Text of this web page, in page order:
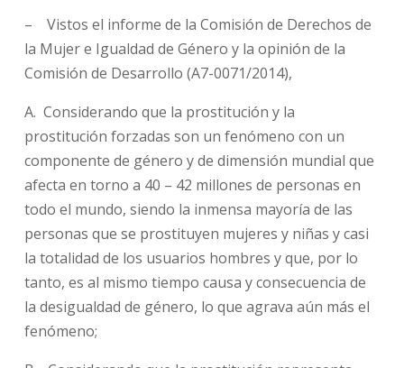
– Vistos el informe de la Comisión de Derechos de
la Mujer e Igualdad de Género y la opinión de la
Comisión de Desarrollo (A7-0071/2014),
A. Considerando que la prostitución y la
prostitución forzadas son un fenómeno con un
componente de género y de dimensión mundial que
afecta en torno a 40 – 42 millones de personas en
todo el mundo, siendo la inmensa mayoría de las
personas que se prostituyen mujeres y niñas y casi
la totalidad de los usuarios hombres y que, por lo
tanto, es al mismo tiempo causa y consecuencia de
la desigualdad de género, lo que agrava aún más el
fenómeno;